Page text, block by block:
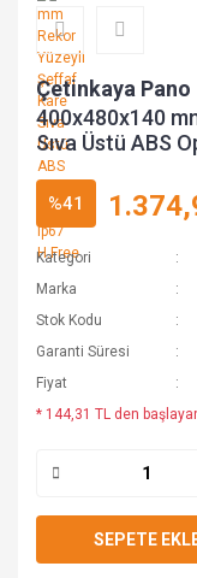
Çetinkaya Pano
400x480x140
Sıva Üstü ABS
%41
Kategori
Marka
Stok Kodu
Garanti Süresi
Fiyat
* 144,31 TL den
SEPETE